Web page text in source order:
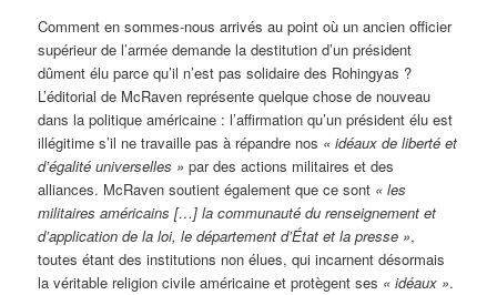
Comment en sommes-nous arrivés au point où un ancien officier
supérieur de l’armée demande la destitution d’un président
dûment élu parce qu’il n’est pas solidaire des Rohingyas ?
L’éditorial de McRaven représente quelque chose de nouveau
dans la politique américaine : l’affirmation qu’un président élu est
illégitime s’il ne travaille pas à répandre nos « idéaux de liberté et
d’égalité universelles » par des actions militaires et des
alliances. McRaven soutient également que ce sont « les
militaires américains […] la communauté du renseignement et
d’application de la loi, le département d’État et la presse »,
toutes étant des institutions non élues, qui incarnent désormais
la véritable religion civile américaine et protègent ses « idéaux ».